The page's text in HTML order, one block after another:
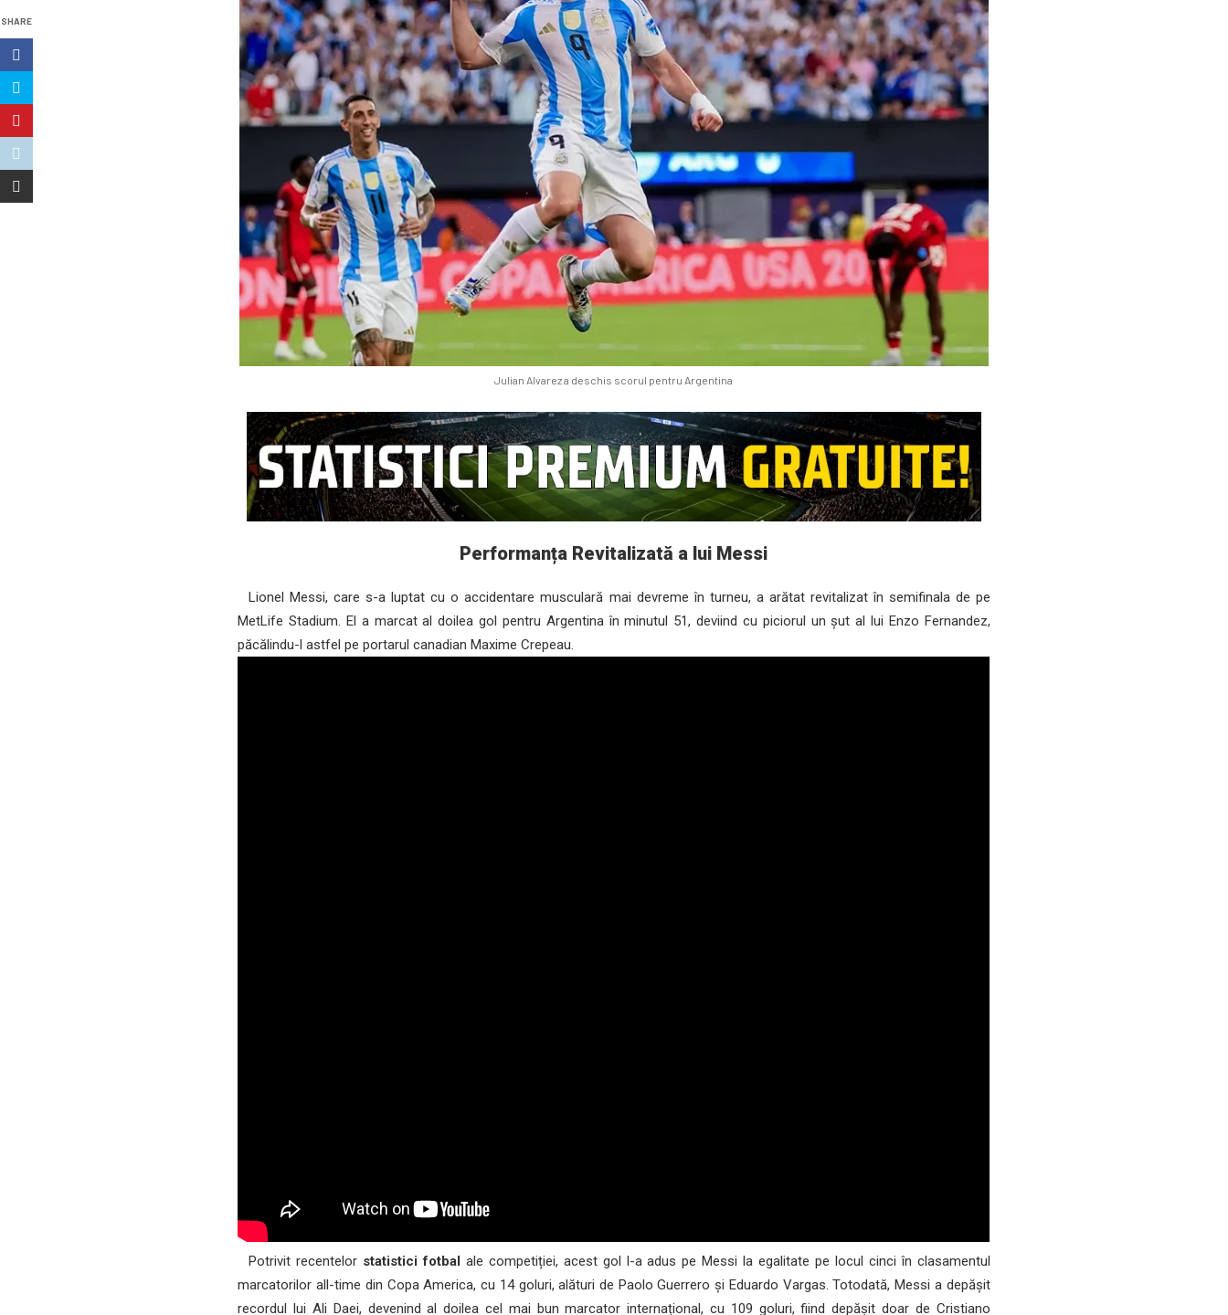
SHARE
Julian Alvarez a deschis scorul pentru Argentina
Performanța Revitalizată a lui Messi
Lionel Messi, care s-a luptat cu o accidentare musculară mai devreme în turneu, a arătat revitalizat în semifinala de pe
MetLife Stadium. El a marcat al doilea gol pentru Argentina în minutul 51, deviind cu piciorul un șut al lui Enzo Fernandez,
păcălindu-l astfel pe portarul canadian Maxime Crepeau.
Potrivit recentelor statistici fotbal ale competiției, acest gol l-a adus pe Messi la egalitate pe locul cinci în clasamentul
marcatorilor all-time din Copa America, cu 14 goluri, alături de Paolo Guerrero și Eduardo Vargas. Totodată, Messi a depășit
recordul lui Ali Daei, devenind al doilea cel mai bun marcator internațional, cu 109 goluri, fiind depășit doar de Cristiano